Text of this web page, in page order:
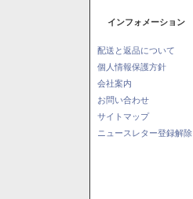
インフォメーション
配送と返品について
個人情報保護方針
会社案内
お問い合わせ
サイトマップ
ニュースレター登録解除